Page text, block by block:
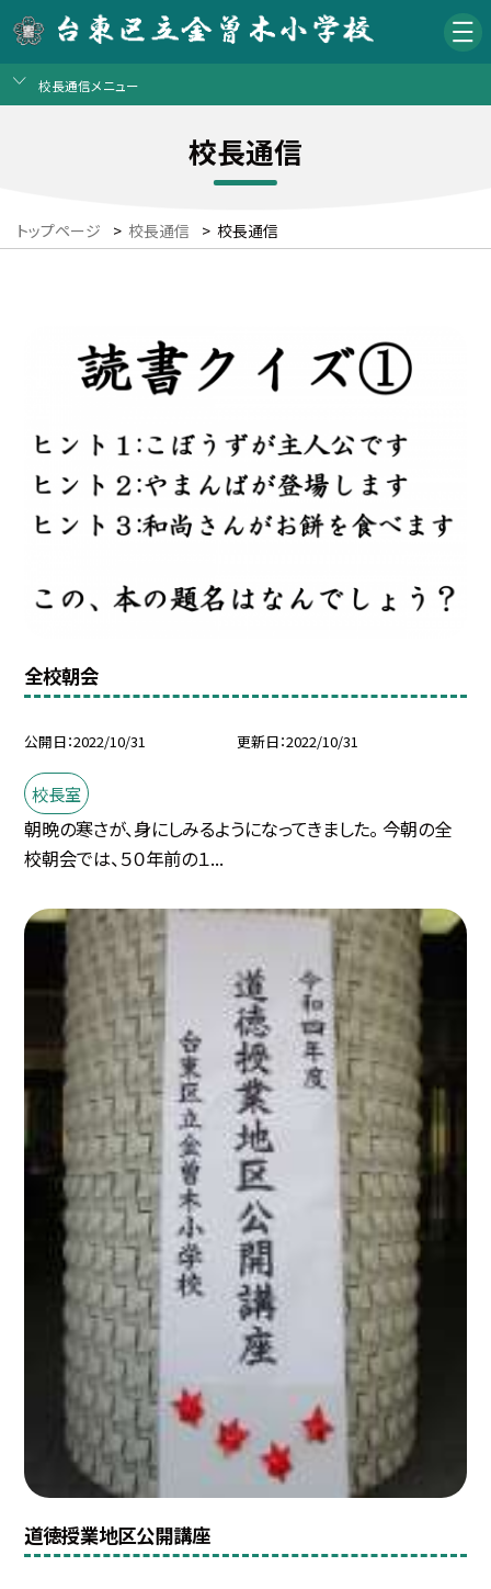
校長通信メニュー
校長通信
トップページ > 校長通信 > 校長通信
全校朝会
公開日 2022/10/31 更新日 2022/10/31
校長室
朝晩の寒さが、身にしみるようになってきました。 今朝の全
校朝会では、５０年前の１...
道徳授業地区公開講座